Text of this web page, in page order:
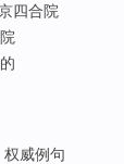
四合院
权威例句